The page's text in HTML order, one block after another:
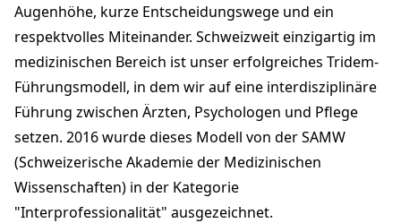
Augenhöhe, kurze Entscheidungswege und ein
respektvolles Miteinander. Schweizweit einzigartig im
medizinischen Bereich ist unser erfolgreiches Tridem-
Führungsmodell, in dem wir auf eine interdisziplinäre
Führung zwischen Ärzten, Psychologen und Pflege
setzen. 2016 wurde dieses Modell von der SAMW
(Schweizerische Akademie der Medizinischen
Wissenschaften) in der Kategorie
"Interprofessionalität" ausgezeichnet.